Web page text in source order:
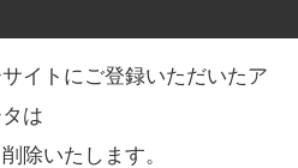
イトにご登録いただいたア
は
除いたします。